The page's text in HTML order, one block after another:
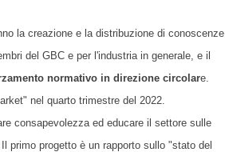
la creazione e la distribuzione di conoscenze
del GBC e per l'industria in generale, e il
normativo in direzione circolare.
nel quarto trimestre del 2022.
consapevolezza ed educare il settore sulle
primo progetto è un rapporto sullo "stato del